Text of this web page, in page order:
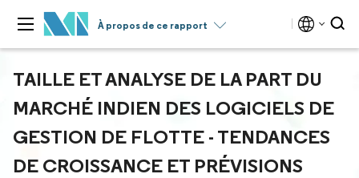
À propos de ce rapport
TAILLE ET ANALYSE DE LA PART DU
MARCHÉ INDIEN DES LOGICIELS DE
GESTION DE FLOTTE - TENDANCES
DE CROISSANCE ET PRÉVISIONS